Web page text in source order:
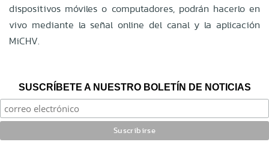
dispositivos móviles o computadores, podrán hacerlo en
vivo mediante la señal online del canal y la aplicación
MiCHV.
SUSCRÍBETE A NUESTRO BOLETÍN DE NOTICIAS